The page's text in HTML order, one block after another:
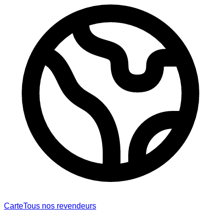
CarteTous nos revendeurs